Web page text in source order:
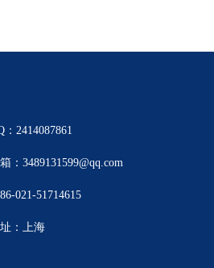
：2414087861
：3489131599@qq.com
021-51714615
：上海